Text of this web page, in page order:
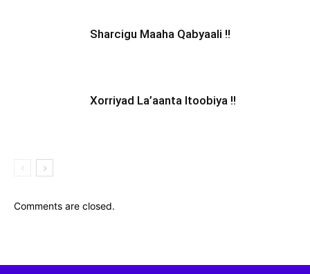
Sharcigu Maaha Qabyaali !!
Xorriyad La’aanta Itoobiya !!
Comments are closed.